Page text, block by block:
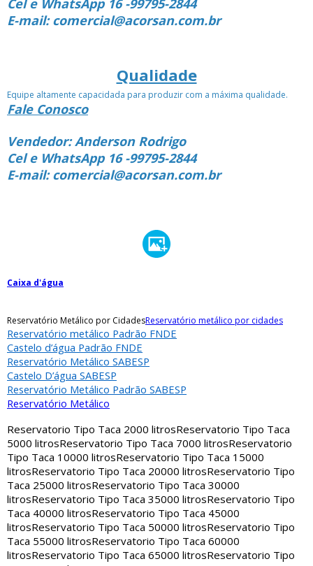
Cel e WhatsApp 16 -99795-2844
E-mail: comercial@acorsan.com.br
Qualidade
Equipe altamente capacidada para produzir com a máxima qualidade.
Fale Conosco
Vendedor: Anderson Rodrigo
Cel e WhatsApp 16 -99795-2844
E-mail: comercial@acorsan.com.br
Caixa d'água
Reservatório Metálico por CidadesReservatório metálico por cidades
Reservatório metálico Padrão FNDE
Castelo d’água Padrão FNDE
Reservatório Metálico SABESP
Castelo D’água SABESP
Reservatório Metálico Padrão SABESP
Reservatório Metálico
Reservatorio Tipo Taca 2000 litrosReservatorio Tipo Taca
5000 litrosReservatorio Tipo Taca 7000 litrosReservatorio
Tipo Taca 10000 litrosReservatorio Tipo Taca 15000
litrosReservatorio Tipo Taca 20000 litrosReservatorio Tipo
Taca 25000 litrosReservatorio Tipo Taca 30000
litrosReservatorio Tipo Taca 35000 litrosReservatorio Tipo
Taca 40000 litrosReservatorio Tipo Taca 45000
litrosReservatorio Tipo Taca 50000 litrosReservatorio Tipo
Taca 55000 litrosReservatorio Tipo Taca 60000
litrosReservatorio Tipo Taca 65000 litrosReservatorio Tipo